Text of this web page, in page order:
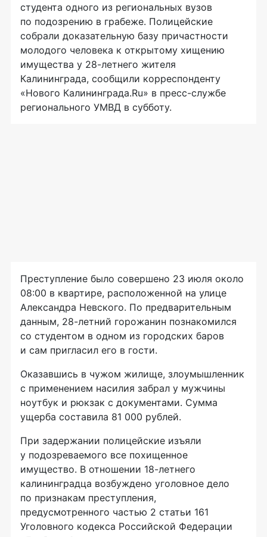
студента одного из региональных вузов
по подозрению в грабеже. Полицейские
собрали доказательную базу причастности
молодого человека к открытому хищению
имущества у 28-летнего жителя
Калининграда, сообщили корреспонденту
«Нового Калининграда.Ru» в пресс-службе
регионального УМВД в субботу.
Преступление было совершено 23 июля около
08:00 в квартире, расположенной на улице
Александра Невского. По предварительным
данным, 28-летний горожанин познакомился
со студентом в одном из городских баров
и сам пригласил его в гости.
Оказавшись в чужом жилище, злоумышленник
с применением насилия забрал у мужчины
ноутбук и рюкзак с документами. Сумма
ущерба составила 81 000 рублей.
При задержании полицейские изъяли
у подозреваемого все похищенное
имущество. В отношении 18-летнего
калининградца возбуждено уголовное дело
по признакам преступления,
предусмотренного частью 2 статьи 161
Уголовного кодекса Российской Федерации